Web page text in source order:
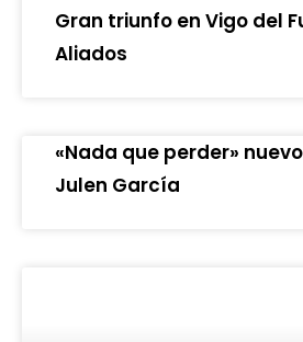
Gran triunfo en Vigo del
Aliados
«Nada que perder»
Julen García